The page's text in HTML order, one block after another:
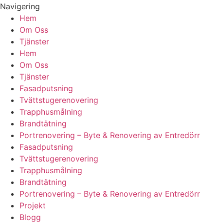
Navigering
Hem
Om Oss
Tjänster
Hem
Om Oss
Tjänster
Fasadputsning
Tvättstugerenovering
Trapphusmålning
Brandtätning
Portrenovering – Byte & Renovering av Entredörr
Fasadputsning
Tvättstugerenovering
Trapphusmålning
Brandtätning
Portrenovering – Byte & Renovering av Entredörr
Projekt
Blogg